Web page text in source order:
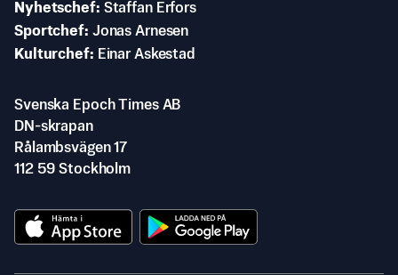
Nyhetschef Staffan Erfors
Sportchef Jonas Arnesen
Kulturchef
Einar Askestad
Svenska Epoch Times AB
DN-skrapan
Rålambsvägen 17
112 59 Stockholm